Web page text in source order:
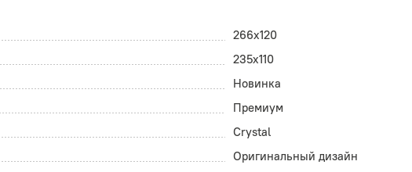
266x120
235x110
Новинка
Премиум
Crystal
Оригинальный дизайн